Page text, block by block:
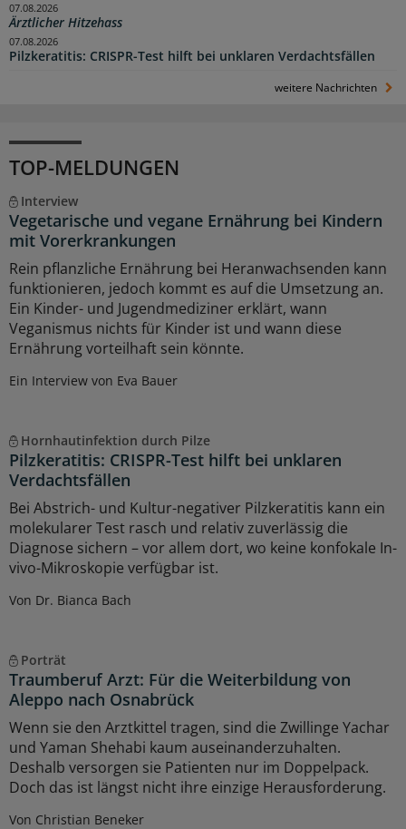
Ärztlicher Hitzehass
07.08.2026
Pilzkeratitis: CRISPR-Test hilft bei unklaren Verdachtsfällen
07.08.2026
weitere Nachrichten
TOP-MELDUNGEN
Interview
Vegetarische und vegane Ernährung bei Kindern
mit Vorerkrankungen
Rein pflanzliche Ernährung bei Heranwachsenden kann
funktionieren, jedoch kommt es auf die Umsetzung an.
Ein Kinder- und Jugendmediziner erklärt, wann
Veganismus nichts für Kinder ist und wann diese
Ernährung vorteilhaft sein könnte.
Ein Interview von Eva Bauer
Hornhautinfektion durch Pilze
Pilzkeratitis: CRISPR-Test hilft bei unklaren
Verdachtsfällen
Bei Abstrich- und Kultur-negativer Pilzkeratitis kann ein
molekularer Test rasch und relativ zuverlässig die
Diagnose sichern – vor allem dort, wo keine konfokale In-
vivo-Mikroskopie verfügbar ist.
Von Dr. Bianca Bach
Porträt
Traumberuf Arzt: Für die Weiterbildung von
Aleppo nach Osnabrück
Wenn sie den Arztkittel tragen, sind die Zwillinge Yachar
und Yaman Shehabi kaum auseinanderzuhalten.
Deshalb versorgen sie Patienten nur im Doppelpack.
Doch das ist längst nicht ihre einzige Herausforderung.
Von Christian Beneker